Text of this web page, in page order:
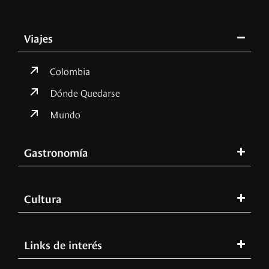
Viajes
Colombia
Dónde Quedarse
Mundo
Gastronomía
Cultura
Links de interés